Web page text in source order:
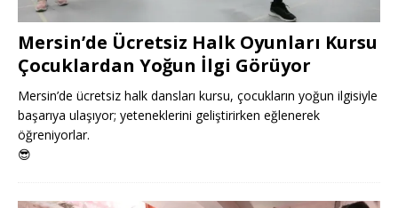
Mersin’de Ücretsiz Halk Oyunları Kursu
Çocuklardan Yoğun İlgi Görüyor
Mersin’de ücretsiz halk dansları kursu, çocukların yoğun ilgisiyle
başarıya ulaşıyor; yeteneklerini geliştirirken eğlenerek
öğreniyorlar.
😎